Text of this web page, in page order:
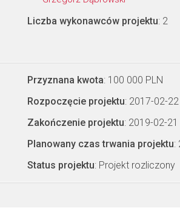
Liczba wykonawców projektu: 2
Przyznana kwota: 100 000 PLN
Rozpoczęcie projektu: 2017-02-22
Zakończenie projektu: 2019-02-21
Planowany czas trwania projektu:
Status projektu: Projekt rozliczony